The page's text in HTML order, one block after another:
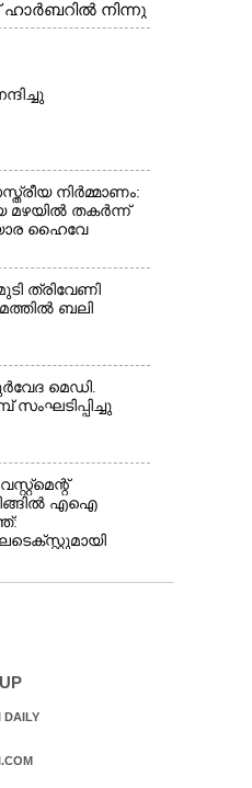
നിന്നു
നിർമ്മാണം:
തകർന്ന്
ഹൈവേ
ത്രിവേണി
ബലി
മെഡി.
സംഘടിപ്പിച്ചു
എഐ
DAILY